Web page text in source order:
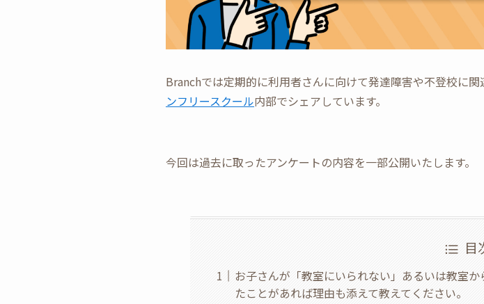
Branchでは定期的に利用者さんに向けて発達障害や不登校に
ンフリースクール内部でシェアしています。
今回は過去に取ったアンケートの内容を一部公開いたします。
目
お子さんが「教室にいられない」あるいは教室
たことがあれば理由も添えて教えてください。